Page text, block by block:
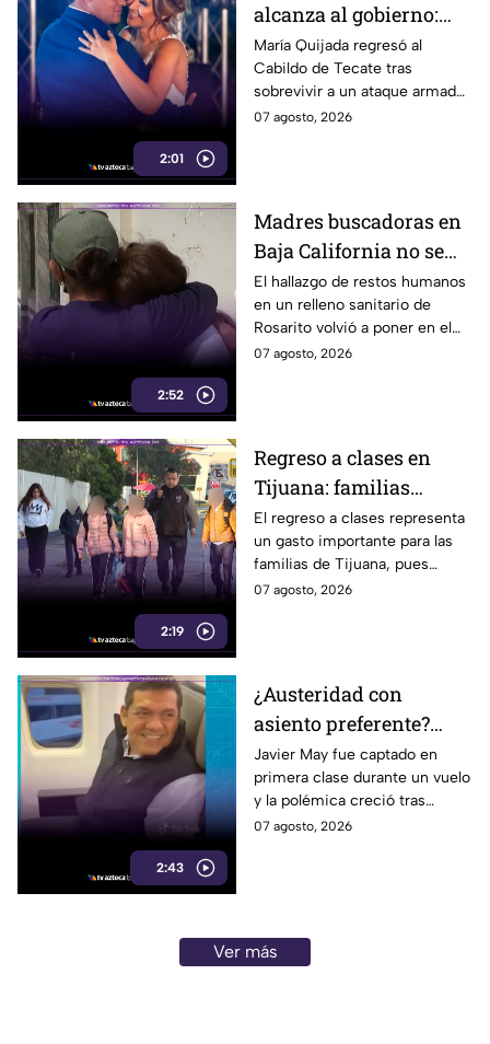
2:01
alcanza al gobierno:
regidora de Tecate
vuelve al Cabildo tras
sobrevivir a un ataque
armado
María Quijada regresó al
Cabildo de Tecate tras
sobrevivir a un ataque armado
en el que murió su esposo y
07 agosto, 2026
2:52
Madres buscadoras en
Baja California no se
detienen: hallazgo de
restos humanos
reaviva la
preocupación
El hallazgo de restos humanos
en un relleno sanitario de
Rosarito volvió a poner en el
centro la labor de las madres
07 agosto, 2026
2:19
Regreso a clases en
Tijuana: familias
podrían gastar hasta 5
mil pesos en uniformes
y calzado
El regreso a clases representa
un gasto importante para las
familias de Tijuana, pues
uniformes y calzado pueden
07 agosto, 2026
2:43
¿Austeridad con
asiento preferente?
Captan a Javier May
sonriente en primera
clase y Morena le “jala
las orejas”
Javier May fue captado en
primera clase durante un vuelo
y la polémica creció tras
imágenes de un presunto reloj
07 agosto, 2026
Ver más